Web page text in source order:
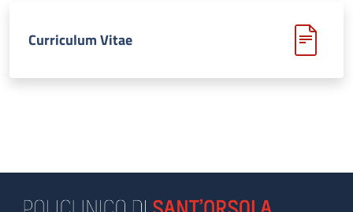
Curriculum Vitae